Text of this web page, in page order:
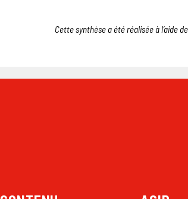
Cette synthèse a été réalisée à l’aide